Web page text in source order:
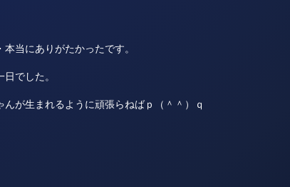
当にありがたかったです。
でした。
んが生まれるように頑張らねばｐ（＾＾）ｑ